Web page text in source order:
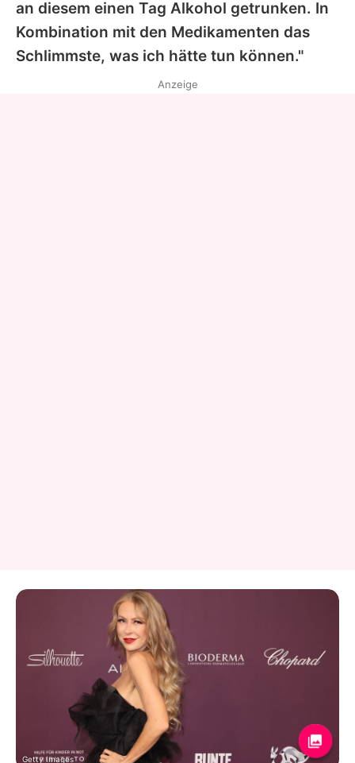
an diesem einen Tag Alkohol getrunken. In
Kombination mit den Medikamenten das
Schlimmste, was ich hätte tun können."
Anzeige
Getty Images